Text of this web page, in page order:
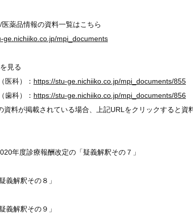
薬品情報の資料一覧はこちら
ge.nichiiko.co.jp/mpi_documents
見る
医科）： https://stu-ge.nichiiko.co.jp/mpi_documents/855
歯科）： https://stu-ge.nichiiko.co.jp/mpi_documents/856
料が掲載されている場合、上記URLをクリックすると資
年度診療報酬改定の「疑義解釈その７」
義解釈その８」
義解釈その９」